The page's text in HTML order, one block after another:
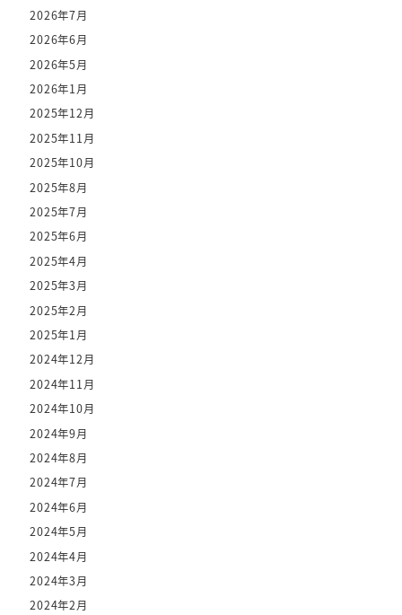
2026年7月
2026年6月
2026年5月
2026年1月
2025年12月
2025年11月
2025年10月
2025年8月
2025年7月
2025年6月
2025年4月
2025年3月
2025年2月
2025年1月
2024年12月
2024年11月
2024年10月
2024年9月
2024年8月
2024年7月
2024年6月
2024年5月
2024年4月
2024年3月
2024年2月